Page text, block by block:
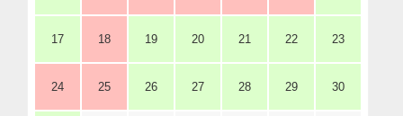
17 18 19 20 21 22 23
24 25 26 27 28 29 30